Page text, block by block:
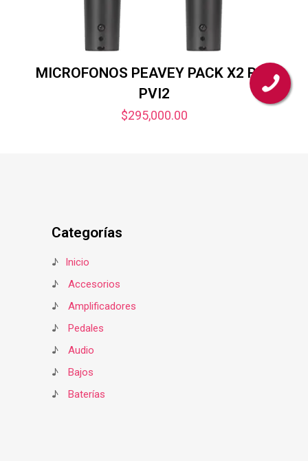
MICROFONOS PEAVEY PACK X2 REF
PVI2
$295,000.00
Categorías
♪
Inicio
♪
Accesorios
♪
Amplificadores
♪
Pedales
♪
Audio
♪
Bajos
♪
Baterías